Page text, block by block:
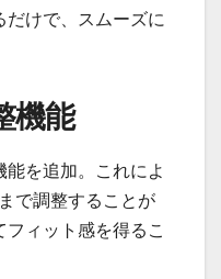
けで、スムーズに
機能
を追加。これによ
で調整することが
ィット感を得るこ